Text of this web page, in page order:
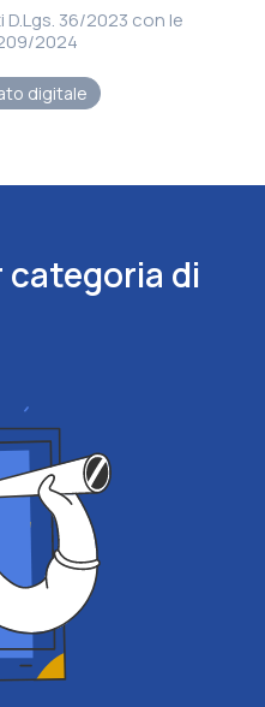
36/2023 con le
2024
digitale
categoria di